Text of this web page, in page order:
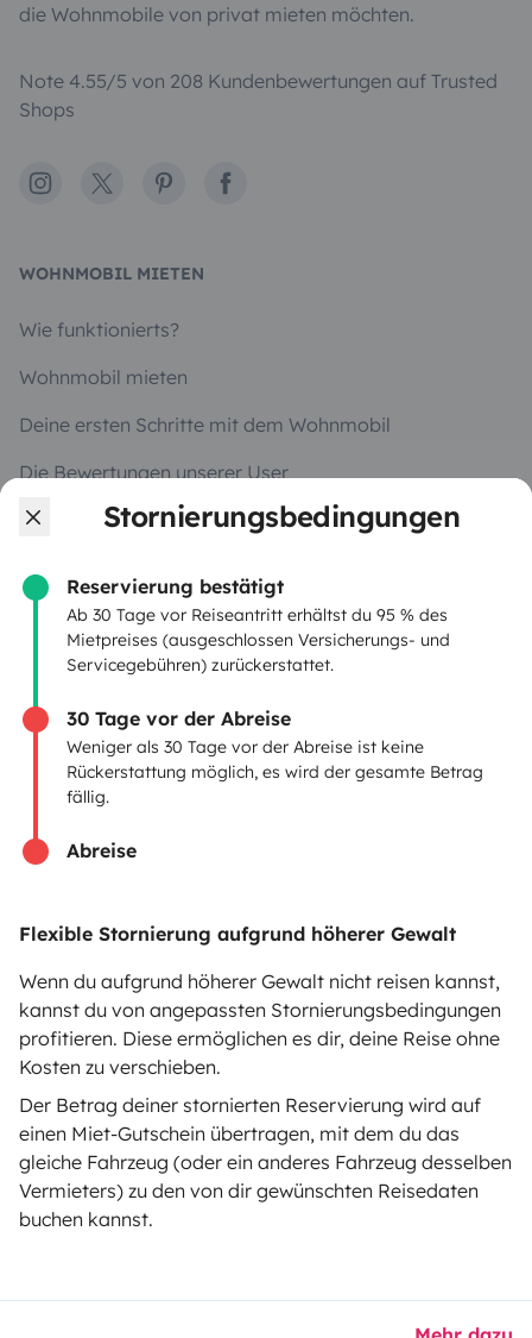
Stornierungsbedingungen
Reservierung bestätigt
Ab 30 Tage vor Reiseantritt erhältst du 95 % des
Mietpreises (ausgeschlossen Versicherungs- und
Servicegebühren) zurückerstattet.
30 Tage vor der Abreise
Weniger als 30 Tage vor der Abreise ist keine
Rückerstattung möglich, es wird der gesamte Betrag
fällig.
Abreise
Flexible Stornierung aufgrund höherer Gewalt
Wenn du aufgrund höherer Gewalt nicht reisen kannst,
kannst du von angepassten Stornierungsbedingungen
profitieren. Diese ermöglichen es dir, deine Reise ohne
Kosten zu verschieben.
Der Betrag deiner stornierten Reservierung wird auf
einen Miet-Gutschein übertragen, mit dem du das
gleiche Fahrzeug (oder ein anderes Fahrzeug desselben
Vermieters) zu den von dir gewünschten Reisedaten
buchen kannst.
die Wohnmobile von privat mieten möchten.
Note 4.55/5 von 208 Kundenbewertungen auf Trusted
Shops
Instagram
X PinterestFacebook
WOHNMOBIL MIETEN
Wie funktionierts?
Wohnmobil mieten
Deine ersten Schritte mit dem Wohnmobil
Die Bewertungen unserer User
Hilfe für Mieter
VERMIETER
Wohnmobil vermieten
Mietvertrag
Mietversicherung
Mietpannenhilfe
Hilfe für Vermieter
Sichere ZahlungsweisenRatenzahlung
Herunterladen im
App Store
Google Play
Blog Kontakt